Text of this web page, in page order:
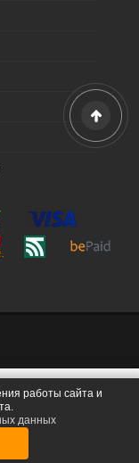
работы сайта и
данных